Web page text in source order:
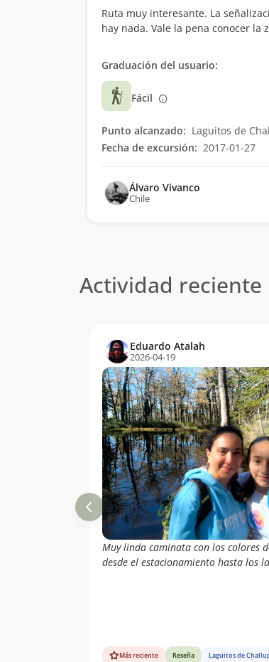
Ruta muy interesante. La
hay nada. Vale la pena conocer la
Graduación del usuario:
Fácil
Punto alcanzado: Laguitos de
Fecha de excursión: 2017-01-27
Álvaro Vivanco
Chile
Actividad reciente
Eduardo Atalah
2026-04-19
Muy linda caminata con los colores
desde el estacionamiento hasta los
Más reciente Reseña Laguitos de